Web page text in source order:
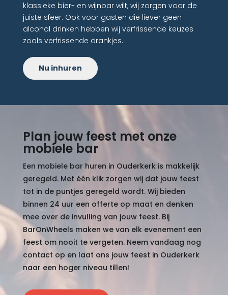
klassieke bier- en wijnbar wilt, wij zorgen voor de
juiste sfeer. Ook voor gasten die liever geen
alcohol drinken hebben wij verfrissende keuzes
zoals verfrissende drankjes.
Nu inhuren
Plan jouw feest met onze
mobiele bar
Een mobiele bar huren in Ouderkerk is makkelijk
geregeld. Met één klik zorgen wij dat jouw feest
tot in de puntjes geregeld wordt. Wij bieden
binnen 24 uur een offerte op maat en denken
mee over de invulling van jouw feest. Bij
BarOnWheels maken we van elk evenement een
feest om nooit te vergeten. Neem vandaag nog
contact op en laat ons jouw feest in Ouderkerk
naar een hoger niveau tillen!